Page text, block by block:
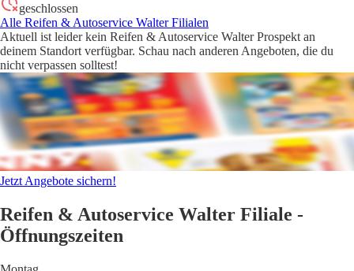
geschlossen
Alle Reifen & Autoservice Walter Filialen
Aktuell ist leider kein Reifen & Autoservice Walter Prospekt an
deinem Standort verfügbar. Schau nach anderen Angeboten, die du
nicht verpassen solltest!
Jetzt Angebote sichern!
Reifen & Autoservice Walter Filiale -
Öffnungszeiten